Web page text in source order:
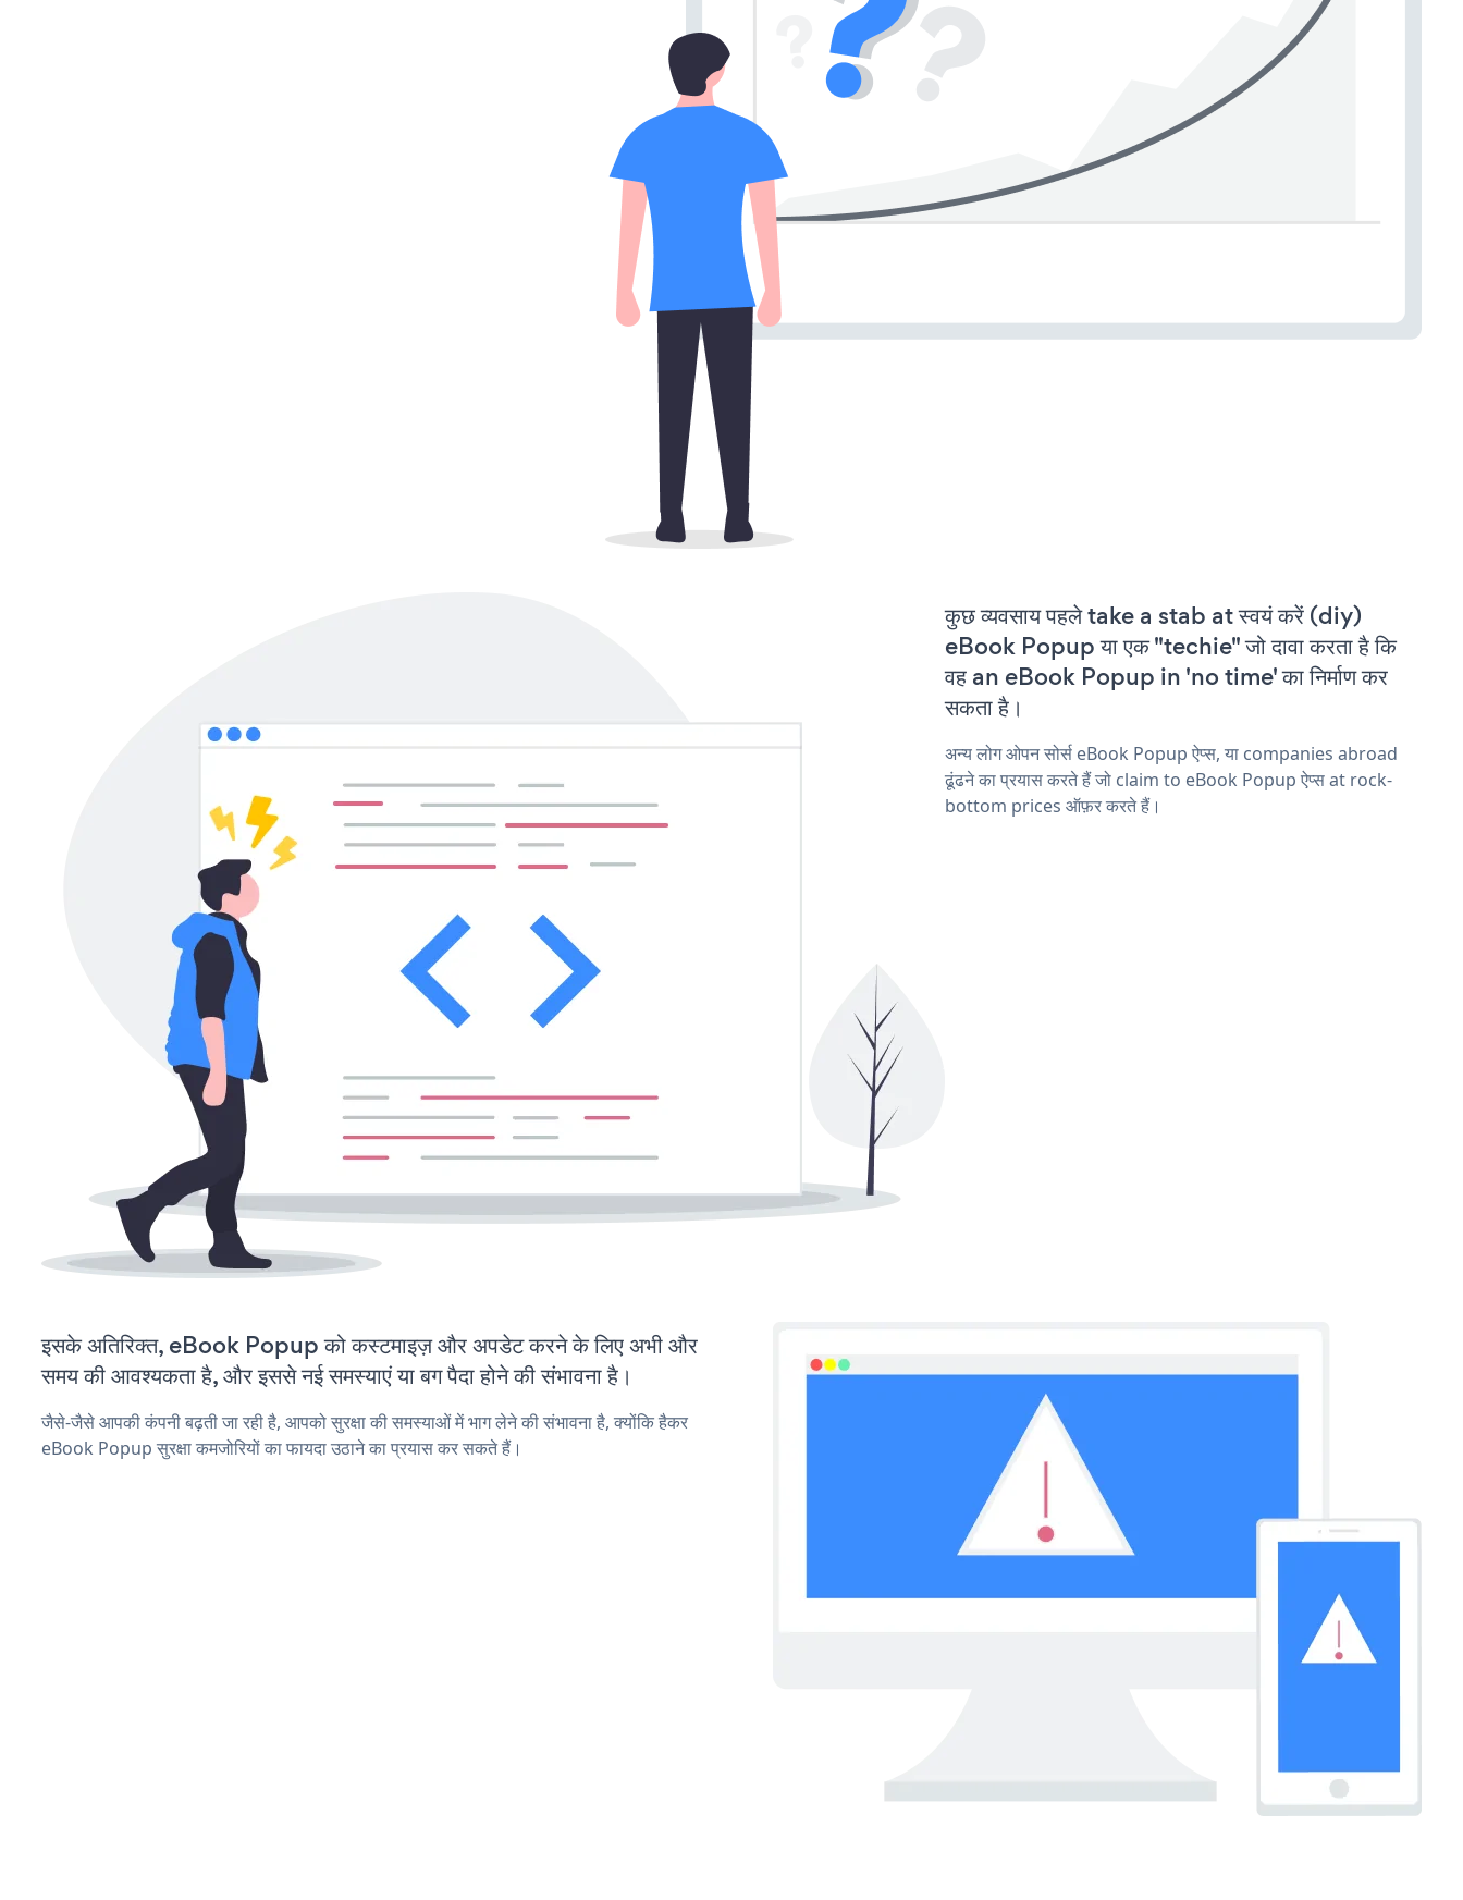
कुछ व्यवसाय पहले take a stab at स्वयं करें (diy)
eBook Popup या एक "techie" जो दावा करता है कि
वह an eBook Popup in 'no time' का निर्माण कर
सकता है।
अन्य लोग ओपन सोर्स eBook Popup ऐप्स, या companies abroad
ढूंढने का प्रयास करते हैं जो claim to eBook Popup ऐप्स at rock-
bottom prices ऑफ़र करते हैं।
इसके अतिरिक्त, eBook Popup को कस्टमाइज़ और अपडेट करने के लिए अभी और
समय की आवश्यकता है, और इससे नई समस्याएं या बग पैदा होने की संभावना है।
जैसे-जैसे आपकी कंपनी बढ़ती जा रही है, आपको सुरक्षा की समस्याओं में भाग लेने की संभावना है, क्योंकि हैकर
eBook Popup सुरक्षा कमजोरियों का फायदा उठाने का प्रयास कर सकते हैं।